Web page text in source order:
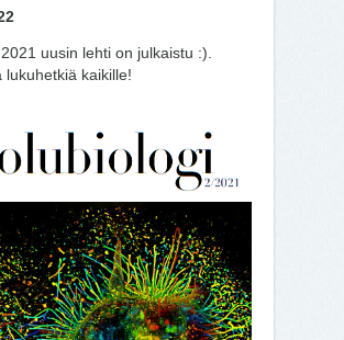
uusin lehti on julkaistu :).
lukuhetkiä kaikille!